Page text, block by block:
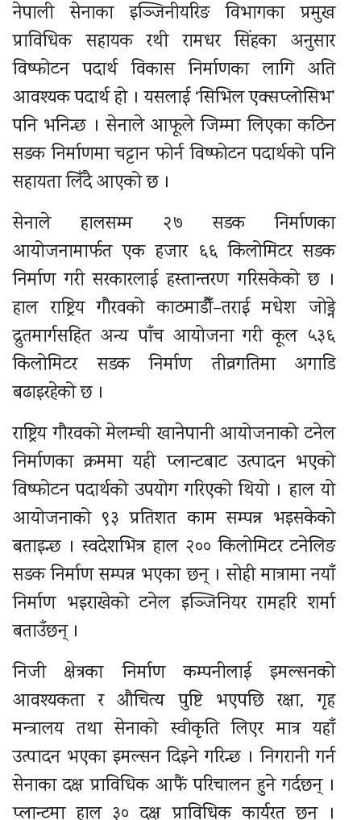
नेपाली सेनाका इञ्जिनीयरिङ विभागका प्रमुख
प्राविधिक सहायक रथी रामधर सिंहका अनुसार
विष्फोटन पदार्थ विकास निर्माणका लागि अति
आवश्यक पदार्थ हो । यसलाई ‘सिभिल एक्सप्लोसिभ’
पनि भनिन्छ । सेनाले आफूले जिम्मा लिएका कठिन
सडक निर्माणमा चट्टान फोर्न विष्फोटन पदार्थको पनि
सहायता लिँदै आएको छ ।
सेनाले हालसम्म २७ सडक निर्माणका
आयोजनामार्फत एक हजार ६६ किलोमिटर सडक
निर्माण गरी सरकारलाई हस्तान्तरण गरिसकेको छ ।
हाल राष्ट्रिय गौरवको काठमाडौँ–तराई मधेश जोड्ने
द्रुतमार्गसहित अन्य पाँच आयोजना गरी कूल ५३६
किलोमिटर सडक निर्माण तीव्रगतिमा अगाडि
बढाइरहेको छ ।
राष्ट्रिय गौरवको मेलम्ची खानेपानी आयोजनाको टनेल
निर्माणका क्रममा यही प्लान्टबाट उत्पादन भएको
विष्फोटन पदार्थको उपयोग गरिएको थियो । हाल यो
आयोजनाको ९३ प्रतिशत काम सम्पन्न भइसकेको
बताइन्छ । स्वदेशभित्र हाल २०० किलोमिटर टनेलिङ
सडक निर्माण सम्पन्न भएका छन् । सोही मात्रामा नयाँ
निर्माण भइराखेको टनेल इञ्जिनियर रामहरि शर्मा
बताउँछन् ।
निजी क्षेत्रका निर्माण कम्पनीलाई इमल्सनको
आवश्यकता र औचित्य पुष्टि भएपछि रक्षा, गृह
मन्त्रालय तथा सेनाको स्वीकृति लिएर मात्र यहाँ
उत्पादन भएका इमल्सन दिइने गरिन्छ । निगरानी गर्न
सेनाका दक्ष प्राविधिक आफैं परिचालन हुने गर्दछन् ।